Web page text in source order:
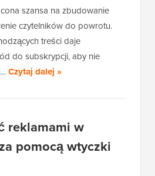
szansa na zbudowanie
czytelników do powrotu.
treści daje
do subskrypcji, aby nie
Czytaj dalej »
reklamami w
pomocą wtyczki